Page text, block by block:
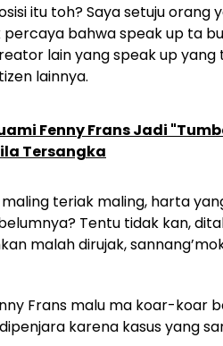
itu toh? Saya setuju orang
percaya bahwa speak up ta
lain yang speak up yang
lainnya.
Fenny Frans Jadi
Tersangka
maling teriak maling, harta
Tentu tidak kan,
malah dirujak,
Frans malu ma koar-koar
karena kasus yang